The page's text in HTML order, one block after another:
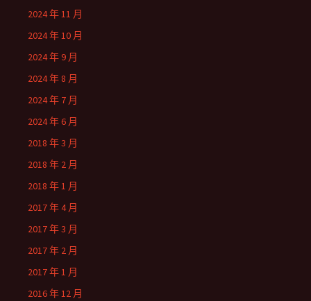
2024 年 11 月
2024 年 10 月
2024 年 9 月
2024 年 8 月
2024 年 7 月
2024 年 6 月
2018 年 3 月
2018 年 2 月
2018 年 1 月
2017 年 4 月
2017 年 3 月
2017 年 2 月
2017 年 1 月
2016 年 12 月